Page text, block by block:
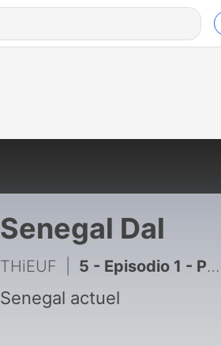
Senegal Dal
THiEUF 5 - Episodio 1 - Podcast Amoul Baye By Nigga Thieuf
Senegal actuel